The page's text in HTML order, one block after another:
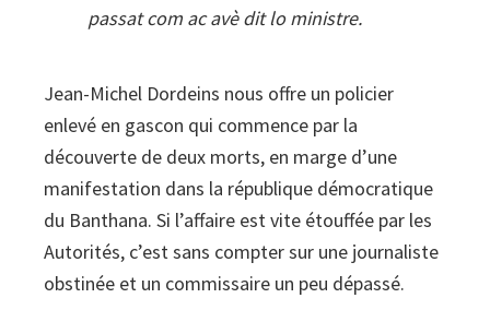
passat com ac avè dit lo ministre.
Jean-Michel Dordeins nous offre un policier
enlevé en gascon qui commence par la
découverte de deux morts, en marge d’une
manifestation dans la république démocratique
du Banthana. Si l’affaire est vite étouffée par les
Autorités, c’est sans compter sur une journaliste
obstinée et un commissaire un peu dépassé.